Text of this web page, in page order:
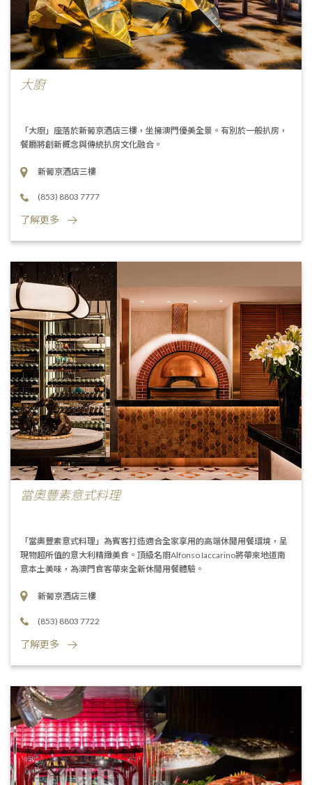
大廚
「大廚」座落於新葡京酒店三樓，坐擁澳門優美全景。有別於一般扒房，
餐廳將創新概念與傳統扒房文化融合。
新葡京酒店三樓
(853) 8803 7777
了解更多
當奧豐素意式料理
「當奧豐素意式料理」為賓客打造適合全家享用的高端休閒用餐環境，呈
現物超所值的意大利精緻美食。頂級名廚Alfonso Iaccarino將帶來地道南
意本土美味，為澳門食客帶來全新休閒用餐體驗。
新葡京酒店三樓
(853) 8803 7722
了解更多